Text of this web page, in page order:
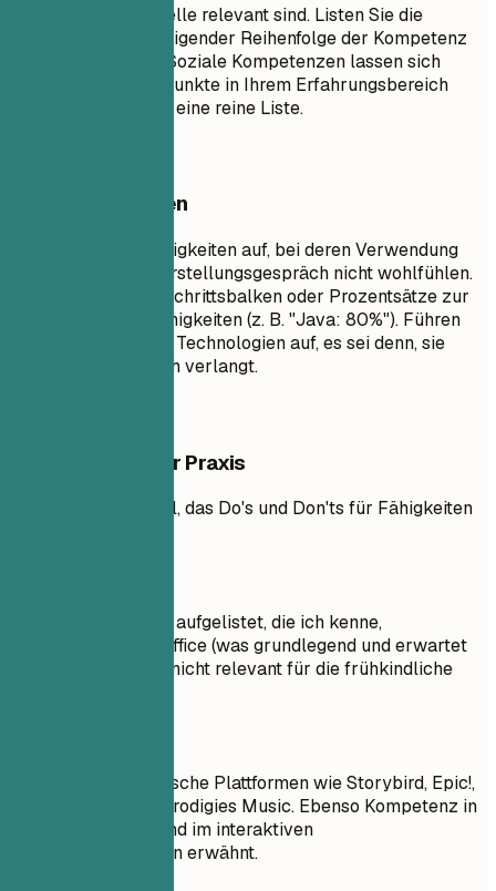
Skills, die für die Stelle relevant sind. Listen Sie die
Fähigkeiten in absteigender Reihenfolge der Kompetenz
oder Relevanz auf. Soziale Kompetenzen lassen sich
besser durch Stichpunkte in Ihrem Erfahrungsbereich
darstellen als durch eine reine Liste.
Besser vermeiden
Listen Sie keine Fähigkeiten auf, bei deren Verwendung
Sie sich in einem Vorstellungsgespräch nicht wohlfühlen.
Vermeiden Sie Fortschrittsbalken oder Prozentsätze zur
Bewertung Ihrer Fähigkeiten (z. B. "Java: 80%"). Führen
Sie keine veralteten Technologien auf, es sei denn, sie
werden ausdrücklich verlangt.
Beispiele aus der Praxis
Praktisches Beispiel, das Do's und Don'ts für Fähigkeiten
Alle Software-Tools aufgelistet, die ich kenne,
einschließlich MS Office (was grundlegend und erwartet
ist) und Photoshop (nicht relevant für die frühkindliche
Fokus auf pädagogische Plattformen wie Storybird, Epic!,
TumbleBooks und Prodigies Music. Ebenso Kompetenz in
der Lautschulung und im interaktiven
Geschichtenerzählen erwähnt.